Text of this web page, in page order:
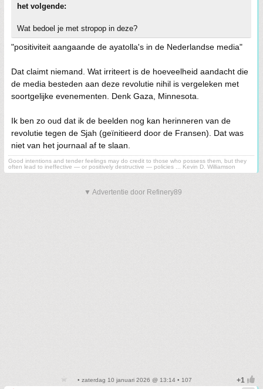
het volgende:
Wat bedoel je met stropop in deze?
"positiviteit aangaande de ayatolla's in de Nederlandse media"
Dat claimt niemand. Wat irriteert is de hoeveelheid aandacht die
de media besteden aan deze revolutie nihil is vergeleken met
soortgelijke evenementen. Denk Gaza, Minnesota.
Ik ben zo oud dat ik de beelden nog kan herinneren van de
revolutie tegen de Sjah (geïnitieerd door de Fransen). Dat was
niet van het journaal af te slaan.
Good intentions and tender feelings may do credit to those who possess them, but they
often lead to ineffective — or positively destructive — policies ... Kevin D. Williamson
▼ Advertentie door Refinery89
• zaterdag 10 januari 2026 @ 13:14 • 107